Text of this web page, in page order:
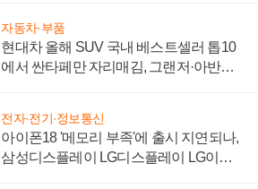
자동차·부품
현대차 올해 SUV 국내 베스트셀러 톱10
에서 싼타페만 자리매김, 그랜저·아반떼
전자·전기·정보통신
아이폰18 '메모리 부족'에 출시 지연되나,
삼성디스플레이 LG디스플레이 LG이노